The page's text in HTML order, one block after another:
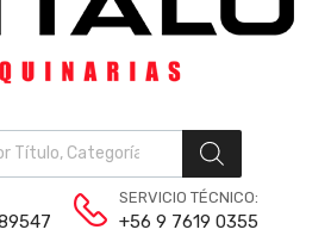
SERVICIO TÉCNICO:
+56 9 7619 0355